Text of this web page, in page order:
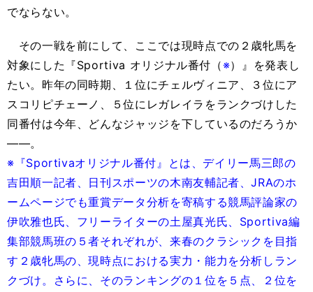
でならない。
その一戦を前にして、ここでは現時点での２歳牝馬を
対象にした『Sportiva オリジナル番付（※）』を発表し
たい。昨年の同時期、１位にチェルヴィニア、３位にア
スコリピチェーノ、５位にレガレイラをランクづけした
同番付は今年、どんなジャッジを下しているのだろうか
――。
※『Sportivaオリジナル番付』とは、デイリー馬三郎の
吉田順一記者、日刊スポーツの木南友輔記者、JRAのホ
ームページでも重賞データ分析を寄稿する競馬評論家の
伊吹雅也氏、フリーライターの土屋真光氏、Sportiva編
集部競馬班の５者それぞれが、来春のクラシックを目指
す２歳牝馬の、現時点における実力・能力を分析しラン
クづけ。さらに、そのランキングの１位を５点、２位を